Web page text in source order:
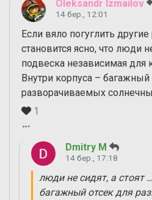
Oleksandr Izmailov
14 бер., 12:01
Если вяло погуглить
становится ясно, что люди
подвеска независимая для
Внутри корпуса – багажный
разворачиваемых
1
Dmitry M
14 бер., 17:18
люди не сидят, а стоят
багажный отсек для